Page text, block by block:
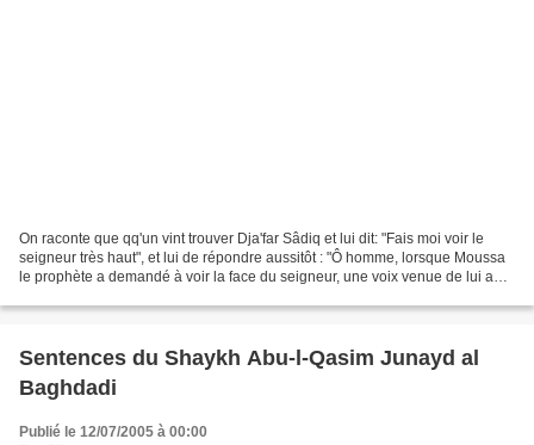
On raconte que qq'un vint trouver Dja'far Sâdiq et lui dit: "Fais moi voir le
seigneur très haut", et lui de répondre aussitôt : "Ô homme, lorsque Moussa
le prophète a demandé à voir la face du seigneur, une voix venue de lui a
Sentences du Shaykh Abu-l-Qasim Junayd al
Baghdadi
Publié le 12/07/2005 à 00:00